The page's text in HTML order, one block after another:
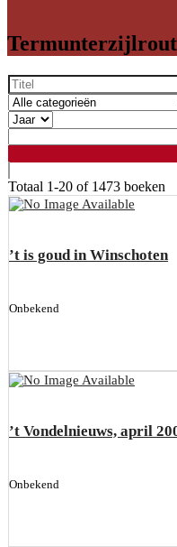
Totaal 1-20 of 1473 boeken
’t is goud in Winschoten
Onbekend
’t Vondelnieuws, april
Onbekend